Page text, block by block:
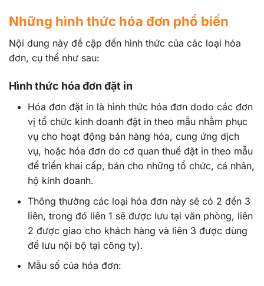
Những hình thức hóa đơn phổ biến
Nội dung này đề cập đến hình thức của các loại hóa
đơn, cụ thể như sau:
Hình thức hóa đơn đặt in
Hóa đơn đặt in là hình thức hóa đơn dodo các đơn
vị tổ chức kinh doanh đặt in theo mẫu nhằm phục
vụ cho hoạt động bán hàng hóa, cung ứng dịch
vụ, hoặc hóa đơn do cơ quan thuế đặt in theo mẫu
để triển khai cấp, bán cho những tổ chức, cá nhân,
hộ kinh doanh.
Thông thường các loại hóa đơn này sẽ có 2 đến 3
liên, trong đó liên 1 sẽ được lưu tại văn phòng, liên
2 được giao cho khách hàng và liên 3 được dùng
để lưu nội bộ tại công ty).
Mẫu số của hóa đơn: